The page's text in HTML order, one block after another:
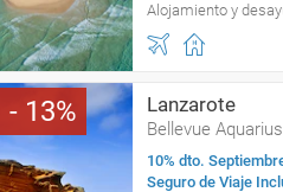
Alojamiento y
13 Lanzarote
Bellevue Aquarius
10% dto.
Seguro de Viaje